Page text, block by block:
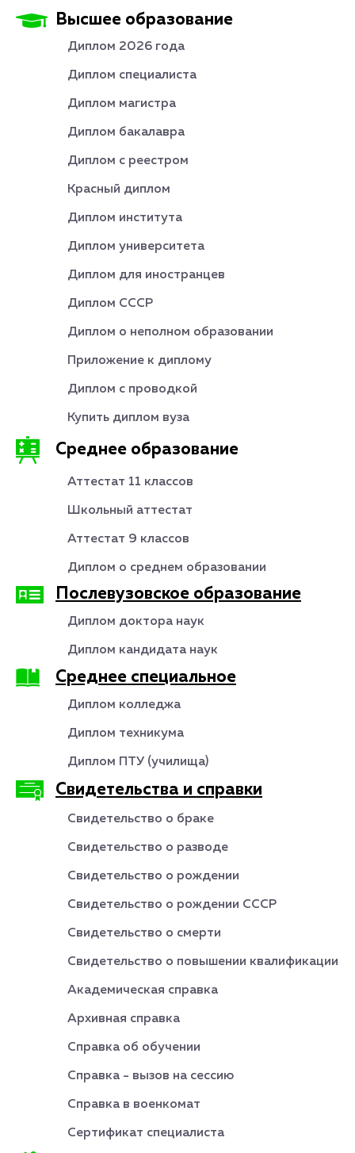
Высшее образование
Диплом 2026 года
Диплом специалиста
Диплом магистра
Диплом бакалавра
Диплом с реестром
Красный диплом
Диплом института
Диплом университета
Диплом для иностранцев
Диплом СССР
Диплом о неполном образовании
Приложение к диплому
Диплом с проводкой
Купить диплом вуза
Среднее образование
Аттестат 11 классов
Школьный аттестат
Аттестат 9 классов
Диплом о среднем образовании
Послевузовское образование
Диплом доктора наук
Диплом кандидата наук
Среднее специальное
Диплом колледжа
Диплом техникума
Диплом ПТУ (училища)
Свидетельства и справки
Свидетельство о браке
Свидетельство о разводе
Свидетельство о рождении
Свидетельство о рождении СССР
Свидетельство о смерти
Свидетельство о повышении квалификации
Академическая справка
Архивная справка
Справка об обучении
Справка - вызов на сессию
Справка в военкомат
Сертификат специалиста